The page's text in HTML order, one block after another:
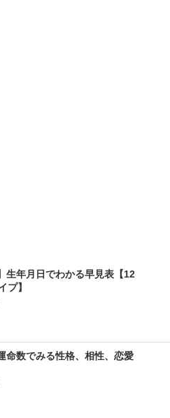
生年月日でわかる早見表【12
プ】
命数でみる性格、相性、恋愛